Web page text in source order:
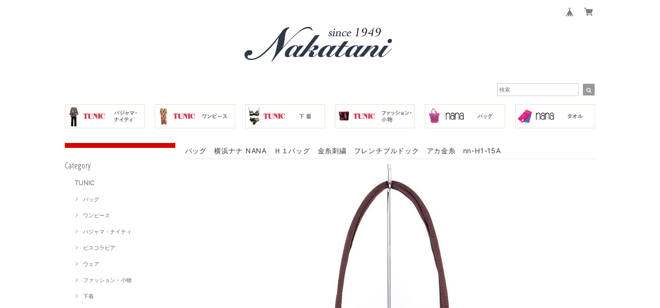
Category
TUNIC
バッグ
ワンピース
パジャマ・ナイティ
ビスコラピア
ウェア
ファッション・小物
下着
バッグ 横浜ナナ NANA Ｈ１バッグ 金糸刺繍 フレンチブルドック アカ金糸 nn-H1-15A